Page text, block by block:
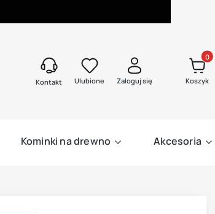
Kontakt Ulubione Zaloguj się Koszyk
Kominki na drewno Akcesoria